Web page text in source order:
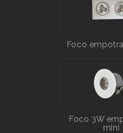
Foco
Foco 3W
mini